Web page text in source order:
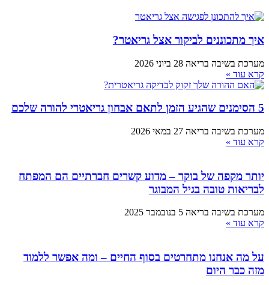
לביקור אצל גריאטר?
בריאה28 ביוני 2026
בריאה27 במאי 2026
של בוקר – מדוע קשרים חברתיים הם המפתח
בגיל המבוגר
בריאה5 בנובמבר 2025
מתחרטים בסוף החיים – ומה אפשר ללמוד